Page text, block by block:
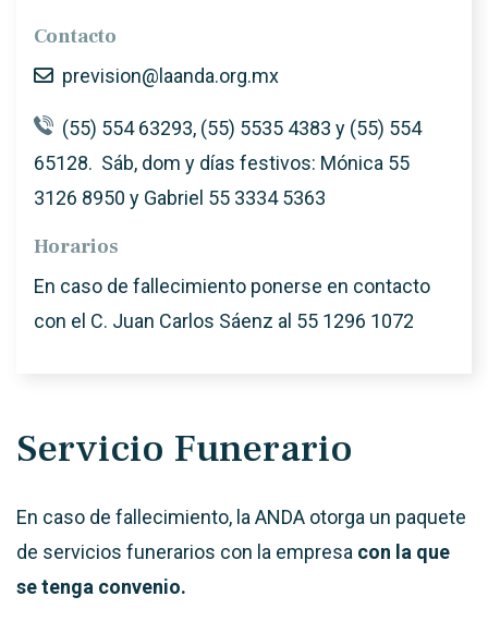
Contacto
prevision@laanda.org.mx
(55) 554 63293, (55) 5535 4383 y (55) 554
65128. Sáb, dom y días festivos: Mónica 55
3126 8950 y Gabriel 55 3334 5363
Horarios
En caso de fallecimiento ponerse en contacto
con el C. Juan Carlos Sáenz al 55 1296 1072
Servicio Funerario
En caso de fallecimiento, la ANDA otorga un paquete
de servicios funerarios con la empresa con la que
se tenga convenio.